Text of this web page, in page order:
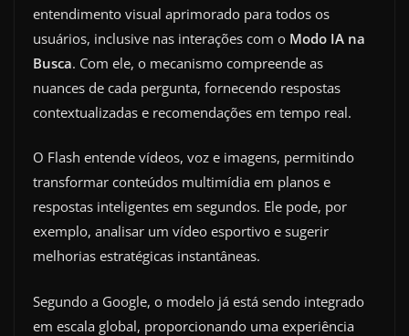
entendimento visual aprimorado para todos os
usuários, inclusive nas interações com o Modo IA na
Busca. Com ele, o mecanismo compreende as
nuances de cada pergunta, fornecendo respostas
contextualizadas e recomendações em tempo real.
O Flash entende vídeos, voz e imagens, permitindo
transformar conteúdos multimídia em planos e
respostas inteligentes em segundos. Ele pode, por
exemplo, analisar um vídeo esportivo e sugerir
melhorias estratégicas instantâneas.
Segundo a Google, o modelo já está sendo integrado
em escala global, proporcionando uma experiência